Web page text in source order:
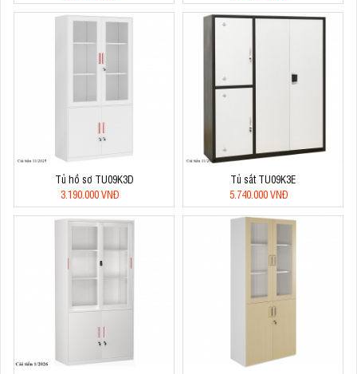
Tủ hồ sơ TU09K3D
3.190.000 VNĐ
Tủ sắt TU09K3E
5.740.000 VNĐ